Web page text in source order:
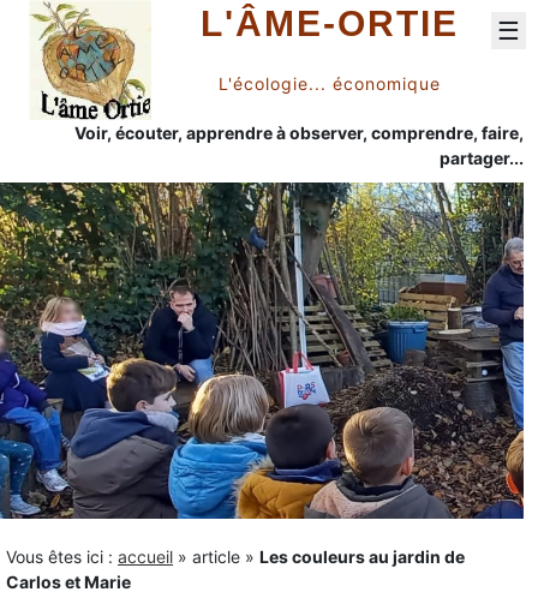
L'ÂME-ORTIE
L'écologie... économique
Voir, écouter, apprendre à observer, comprendre, faire,
partager...
☰
Vous êtes ici : accueil » article » Les couleurs au jardin de
Carlos et Marie